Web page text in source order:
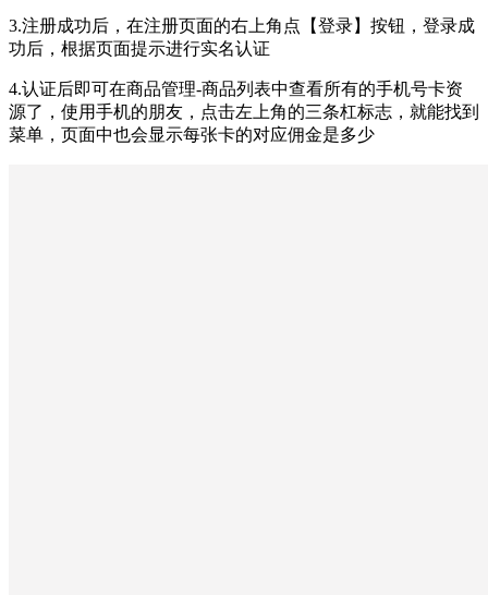
3.注册成功后，在注册页面的右上角点【登录】按钮，登录成
功后，根据页面提示进行实名认证
4.认证后即可在商品管理-商品列表中查看所有的手机号卡资
源了，使用手机的朋友，点击左上角的三条杠标志，就能找到
菜单，页面中也会显示每张卡的对应佣金是多少